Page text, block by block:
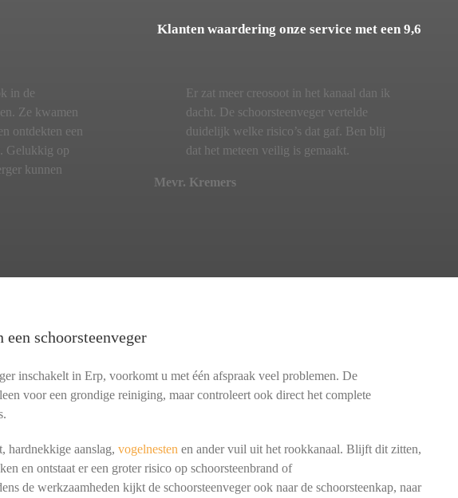
Klanten waardering onze service met een 9,6
in de
Ze kwamen
ontdekten een
Gelukkig op
kunnen
Er zat meer creosoot in het kanaal dan ik
dacht. De schoorsteenveger vertelde
duidelijk welke risico’s dat gaf. Ben blij
dat het meteen veilig is gemaakt.
Mevr. Kremers
een schoorsteenveger
inschakelt in Erp, voorkomt u met één afspraak veel problemen. De
voor een grondige reiniging, maar controleert ook direct het complete
hardnekkige aanslag, vogelnesten en ander vuil uit het rookkanaal. Blijft dit zitten,
en ontstaat er een groter risico op schoorsteenbrand of
de werkzaamheden kijkt de schoorsteenveger ook naar de schoorsteenkap, naar